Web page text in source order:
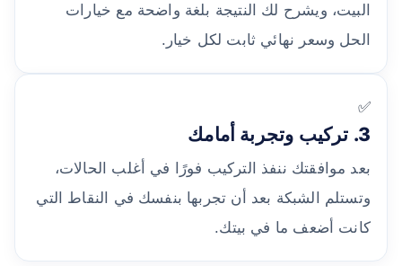
البيت، ويشرح لك النتيجة بلغة واضحة مع خيارات
الحل وسعر نهائي ثابت لكل خيار.
✅
3. تركيب وتجربة أمامك
بعد موافقتك ننفذ التركيب فورًا في أغلب الحالات،
وتستلم الشبكة بعد أن تجربها بنفسك في النقاط التي
كانت أضعف ما في بيتك.